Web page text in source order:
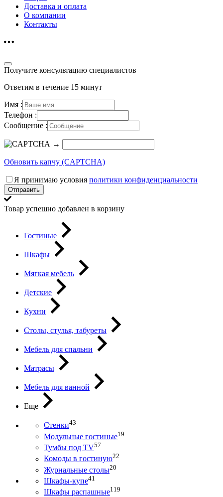
Доставка и оплата
О компании
Контакты
Получите консультацию специалистов
Ответим в течение 15 минут
Имя :
Телефон :
Сообщение :
→
Обновить капчу (CAPTCHA)
Я принимаю условия политики конфиденциальности
Отправить
Товар успешно добавлен в корзину
Гостиные
Шкафы
Мягкая мебель
Детские
Кухни
Столы, стулья, табуреты
Мебель для спальни
Матрасы
Мебель для ванной
Еще
Стенки43
Модульные гостиные19
Тумбы под ТV57
Комоды в гостиную22
Журнальные столы20
Шкафы-купе41
Шкафы распашные119